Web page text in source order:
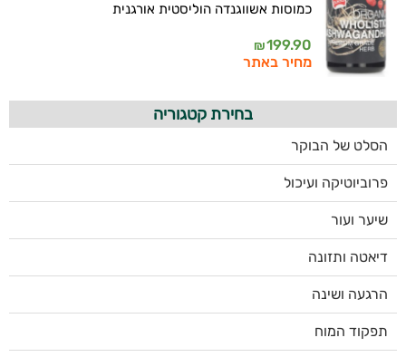
כמוסות אשווגנדה הוליסטית אורגנית
199.90
₪
מחיר באתר
בחירת קטגוריה
הסלט של הבוקר
פרוביוטיקה ועיכול
שיער ועור
דיאטה ותזונה
הרגעה ושינה
תפקוד המוח